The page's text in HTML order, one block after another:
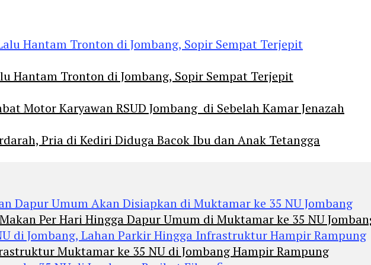
Hantam Tronton di Jombang, Sopir Sempat Terjepit
Motor Karyawan RSUD Jombang di Sebelah Kamar Jenazah
Pria di Kediri Diduga Bacok Ibu dan Anak Tetangga
Per Hari Hingga Dapur Umum di Muktamar ke 35 NU
Muktamar ke 35 NU di Jombang Hampir Rampung